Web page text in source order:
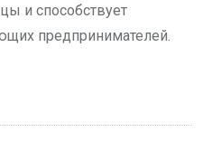
и способствует
предпринимателей.